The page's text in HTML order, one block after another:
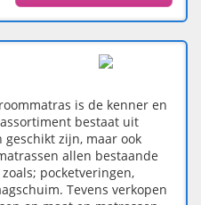
is de kenner en
bestaat uit
zijn, maar ook
allen bestaande
pocketveringen,
Tevens verkopen